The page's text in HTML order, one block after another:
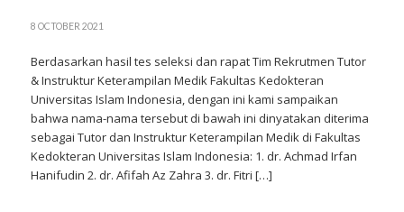
8 OCTOBER 2021
Berdasarkan hasil tes seleksi dan rapat Tim Rekrutmen Tutor
& Instruktur Keterampilan Medik Fakultas Kedokteran
Universitas Islam Indonesia, dengan ini kami sampaikan
bahwa nama-nama tersebut di bawah ini dinyatakan diterima
sebagai Tutor dan Instruktur Keterampilan Medik di Fakultas
Kedokteran Universitas Islam Indonesia: 1. dr. Achmad Irfan
Hanifudin 2. dr. Afifah Az Zahra 3. dr. Fitri […]